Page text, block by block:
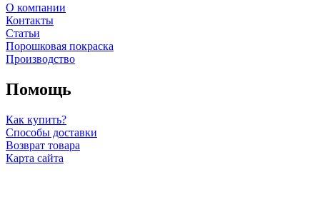
О компании
Контакты
Статьи
Порошковая покраска
Производство
Помощь
Как купить?
Способы доставки
Возврат товара
Карта сайта